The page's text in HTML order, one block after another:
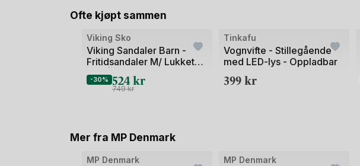
Ofte kjøpt sammen
Bilde
av
Viking Sko
Viking Sandaler Barn -
Fritidsandaler M/ Lukket
Tær | Thrill Sandal 1V SL
-30% 524kr
749kr
Bilde
av
Tinkafu
Vognvifte - Stillegående
med LED-lys - Oppladbar
399kr
Mer fra MP Denmark
MP Denmark MP Denmark